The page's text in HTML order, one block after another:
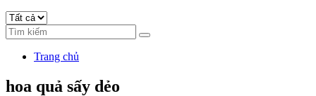
Trang chủ
hoa quả sấy dẻo